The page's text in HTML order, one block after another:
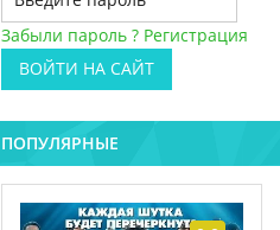
Забыли пароль ? Регистрация
ВОЙТИ НА САЙТ
ПОПУЛЯРНЫЕ